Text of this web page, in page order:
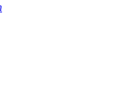
награды ежедневно